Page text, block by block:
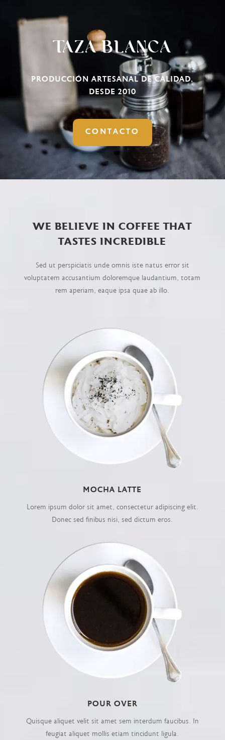
TAZA BLANCA
PRODUCCIÓN ARTESANAL DE CALIDAD,
DESDE 2010
CONTACTO
WE BELIEVE IN COFFEE THAT
TASTES INCREDIBLE
Sed ut perspiciatis unde omnis iste natus error sit
voluptatem accusantium doloremque laudantium, totam
rem aperiam, eaque ipsa quae ab illo.
MOCHA LATTE
Lorem ipsum dolor sit amet, consectetur adipiscing elit.
Donec sed finibus nisi, sed dictum eros.
POUR OVER
Quisque aliquet velit sit amet sem interdum faucibus. In
feugiat aliquet mollis etiam tincidunt ligula.